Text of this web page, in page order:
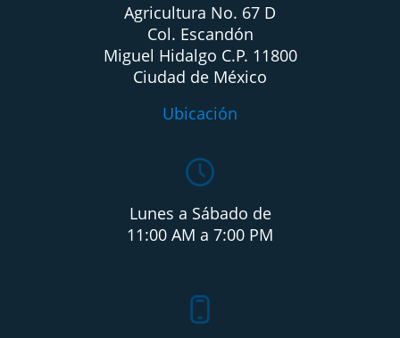
Agricultura No. 67 D
Col. Escandón
Miguel Hidalgo C.P. 11800
Ciudad de México
Ubicación
Lunes a Sábado de
11:00 AM a 7:00 PM